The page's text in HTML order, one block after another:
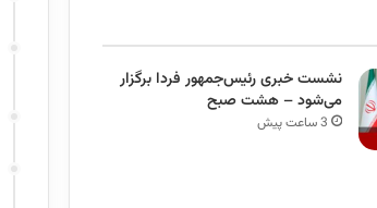
نشست خبری رئیس‌جمهور فردا برگزار
می‌شود – هشت صبح
3 ساعت پیش